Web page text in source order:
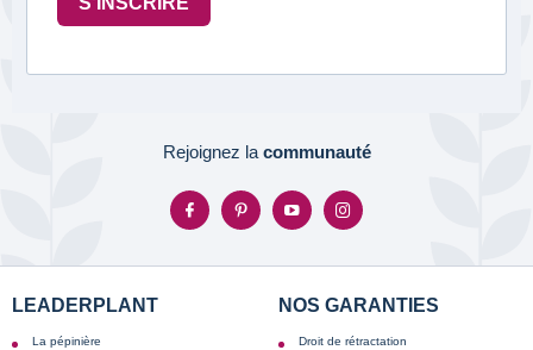
Rejoignez la communauté
LEADERPLANT
La pépinière
NOS GARANTIES
Droit de rétractation